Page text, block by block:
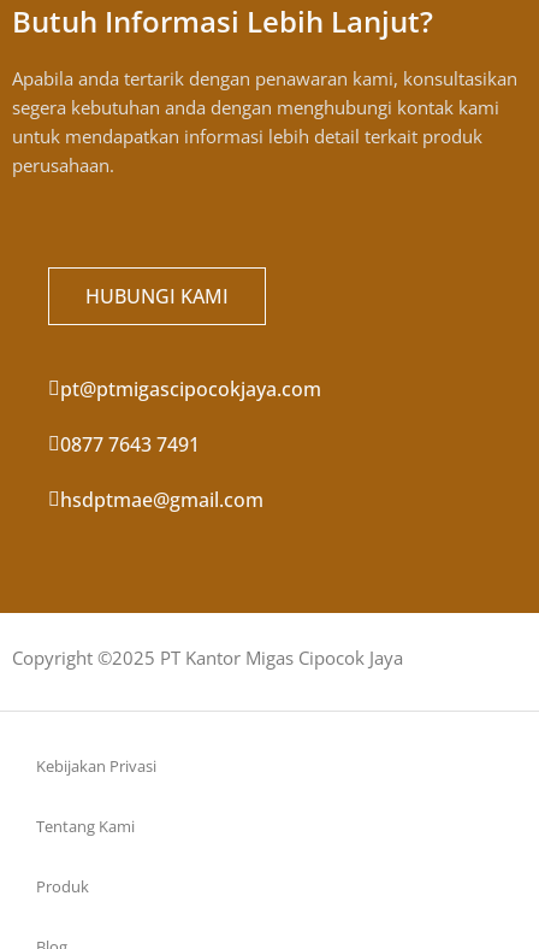
Butuh Informasi Lebih Lanjut?
Apabila anda tertarik dengan penawaran kami, konsultasikan
segera kebutuhan anda dengan menghubungi kontak kami
untuk mendapatkan informasi lebih detail terkait produk
perusahaan.
HUBUNGI KAMI
pt@ptmigascipocokjaya.com
0877 7643 7491
hsdptmae@gmail.com
Copyright ©2025 PT Kantor Migas Cipocok Jaya
Kebijakan Privasi
Tentang Kami
Produk